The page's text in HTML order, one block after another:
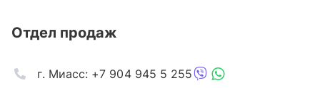
Отдел продаж
г. Миасс: +7 904 945 5 255